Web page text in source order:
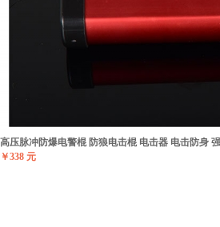
高压脉冲防爆电警棍 防狼电击棍 电击器 电击防身
￥338 元